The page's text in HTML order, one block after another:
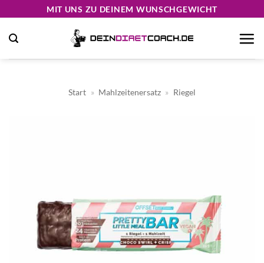
springen
MIT UNS ZU DEINEM WUNSCHGEWICHT
Start » Mahlzeitenersatz » Riegel